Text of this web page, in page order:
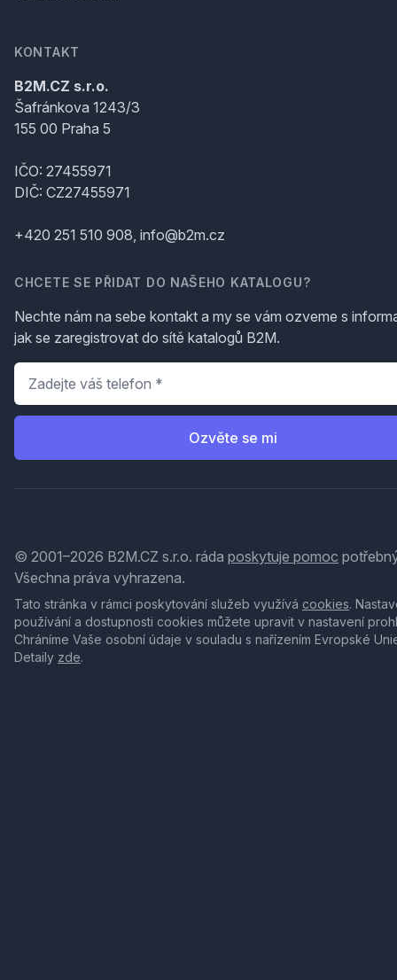
KONTAKT
B2M.CZ s.r.o.
Šafránkova 1243/3
155 00 Praha 5
IČO: 27455971
DIČ: CZ27455971
+420 251 510 908, info@b2m.cz
CHCETE SE PŘIDAT DO NAŠEHO KATALOGU?
Nechte nám na sebe kontakt a my se vám ozveme s
jak se zaregistrovat do sítě katalogů B2M.
Telefon
Ozvěte se mi
© 2001–2026 B2M.CZ s.r.o. ráda poskytuje pomoc
Všechna práva vyhrazena.
Tato stránka v rámci poskytování služeb využívá cookies.
používání a dostupnosti cookies můžete upravit v nastavení
Chráníme Vaše osobní údaje v souladu s nařízením Evropské
Detaily zde.